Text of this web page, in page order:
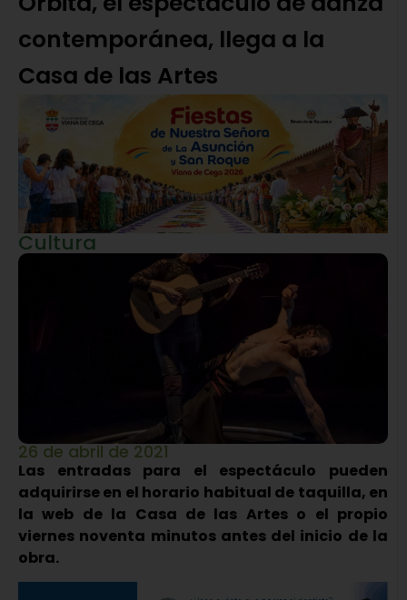
contemporánea, llega a la
Casa de las Artes
Cultura
26 de abril de 2021
Las entradas para el espectáculo pueden
adquirirse en el horario habitual de taquilla, en
la web de la Casa de las Artes o el propio
viernes noventa minutos antes del inicio de la
obra.